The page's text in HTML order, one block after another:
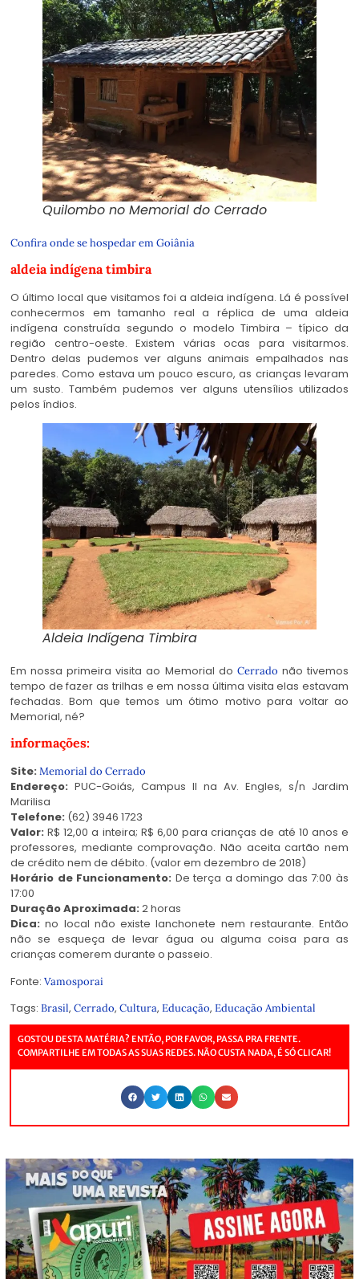
Quilombo no Memorial do Cerrado
Confira onde se hospedar em Goiânia
aldeia indígena timbira
O último local que visitamos foi a aldeia indígena. Lá é possível
conhecermos em tamanho real a réplica de uma aldeia
indígena construída segundo o modelo Timbira – típico da
região centro-oeste. Existem várias ocas para visitarmos.
Dentro delas pudemos ver alguns animais empalhados nas
paredes. Como estava um pouco escuro, as crianças levaram
um susto. Também pudemos ver alguns utensílios utilizados
pelos índios.
Aldeia Indígena Timbira
Em nossa primeira visita ao Memorial do Cerrado não tivemos
tempo de fazer as trilhas e em nossa última visita elas estavam
fechadas. Bom que temos um ótimo motivo para voltar ao
Memorial, né?
informações:
Site: Memorial do Cerrado
Endereço: PUC-Goiás, Campus II na Av. Engles, s/n Jardim
Marilisa
Telefone: (62) 3946 1723
Valor: R$ 12,00 a inteira; R$ 6,00 para crianças de até 10 anos e
professores, mediante comprovação. Não aceita cartão nem
de crédito nem de débito. (valor em dezembro de 2018)
Horário de Funcionamento: De terça a domingo das 7:00 às
17:00
Duração Aproximada: 2 horas
Dica: no local não existe lanchonete nem restaurante. Então
não se esqueça de levar água ou alguma coisa para as
crianças comerem durante o passeio.
Fonte: Vamosporai
Tags: Brasil, Cerrado, Cultura, Educação, Educação Ambiental
GOSTOU DESTA MATÉRIA? ENTÃO, POR FAVOR, PASSA PRA FRENTE.
COMPARTILHE EM TODAS AS SUAS REDES. NÃO CUSTA NADA, É SÓ CLICAR!